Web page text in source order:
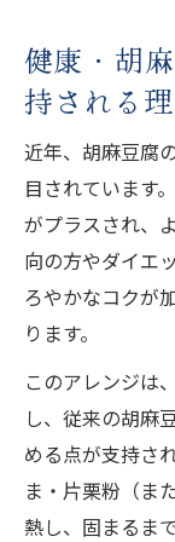
健康・胡
持される
近年、胡麻豆腐
目されています
がプラスされ、
向の方やダイエ
ろやかなコクが
ります。
このアレンジは
し、従来の胡麻
める点が支持さ
ま・片栗粉（ま
熱し、固まるま